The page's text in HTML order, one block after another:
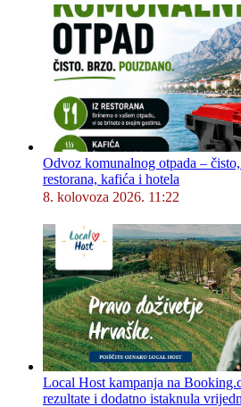
Odvoz komunalnog otpada –
restorana, kafića i hotela
8. kolovoza 2026. 11:22
Local Host kampanja na
rezultate i dodatno istaknula